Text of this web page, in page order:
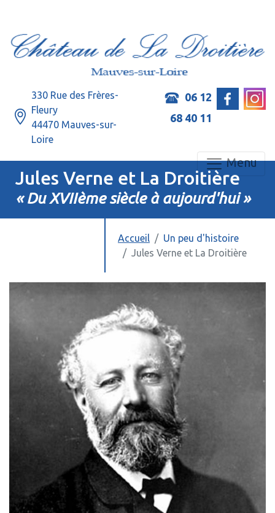
330 Rue des Frères-
Fleury
44470 Mauves-sur-
Loire
06 12
68 40 11
Menu
Jules Verne et La Droitière
« Du XVIIème siècle à aujourd'hui »
Accueil
Un peu d'histoire
Jules Verne et La Droitière